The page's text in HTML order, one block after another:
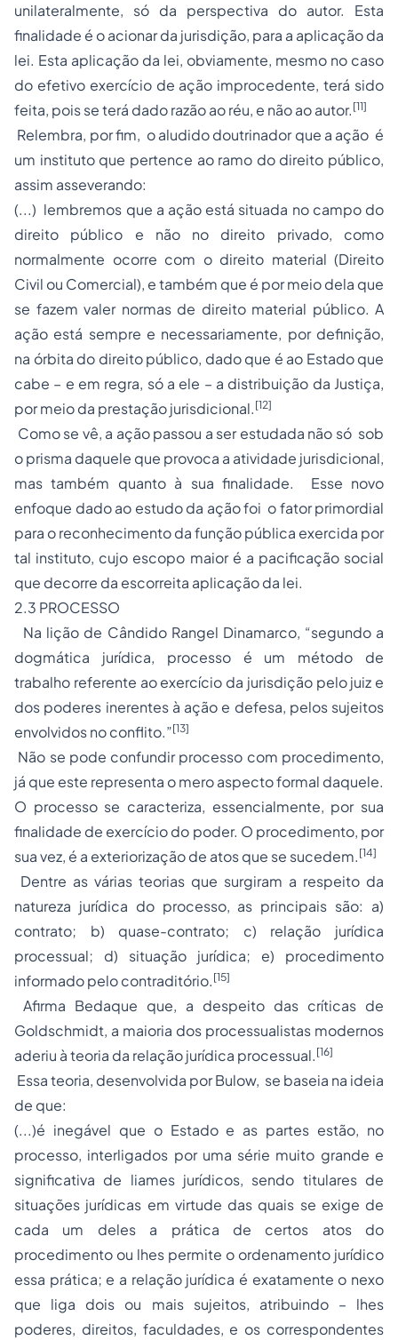
unilateralmente, só da perspectiva do autor. Esta
finalidade é o acionar da jurisdição, para a aplicação da
lei. Esta aplicação da lei, obviamente, mesmo no caso
do efetivo exercício de ação improcedente, terá sido
feita, pois se terá dado razão ao réu, e não ao autor. [11]
Relembra, por fim, o aludido doutrinador que a ação é
um instituto que pertence ao ramo do direito público,
assim asseverando:
(...) lembremos que a ação está situada no campo do
direito público e não no direito privado, como
normalmente ocorre com o direito material (Direito
Civil ou Comercial), e também que é por meio dela que
se fazem valer normas de direito material público. A
ação está sempre e necessariamente, por definição,
na órbita do direito público, dado que é ao Estado que
cabe – e em regra, só a ele – a distribuição da Justiça,
por meio da prestação jurisdicional. [12]
Como se vê, a ação passou a ser estudada não só sob
o prisma daquele que provoca a atividade jurisdicional,
mas também quanto à sua finalidade. Esse novo
enfoque dado ao estudo da ação foi o fator primordial
para o reconhecimento da função pública exercida por
tal instituto, cujo escopo maior é a pacificação social
que decorre da escorreita aplicação da lei.
2.3 PROCESSO
Na lição de Cândido Rangel Dinamarco, “segundo a
dogmática jurídica, processo é um método de
trabalho referente ao exercício da jurisdição pelo juiz e
dos poderes inerentes à ação e defesa, pelos sujeitos
envolvidos no conflito.”[13]
Não se pode confundir processo com procedimento,
já que este representa o mero aspecto formal daquele.
O processo se caracteriza, essencialmente, por sua
finalidade de exercício do poder. O procedimento, por
sua vez, é a exteriorização de atos que se sucedem. [14]
Dentre as várias teorias que surgiram a respeito da
natureza jurídica do processo, as principais são: a)
contrato; b) quase-contrato; c) relação jurídica
processual; d) situação jurídica; e) procedimento
informado pelo contraditório. [15]
Afirma Bedaque que, a despeito das críticas de
Goldschmidt, a maioria dos processualistas modernos
aderiu à teoria da relação jurídica processual. [16]
Essa teoria, desenvolvida por Bulow, se baseia na ideia
de que:
(...)é inegável que o Estado e as partes estão, no
processo, interligados por uma série muito grande e
significativa de liames jurídicos, sendo titulares de
situações jurídicas em virtude das quais se exige de
cada um deles a prática de certos atos do
procedimento ou lhes permite o ordenamento jurídico
essa prática; e a relação jurídica é exatamente o nexo
que liga dois ou mais sujeitos, atribuindo – lhes
poderes, direitos, faculdades, e os correspondentes